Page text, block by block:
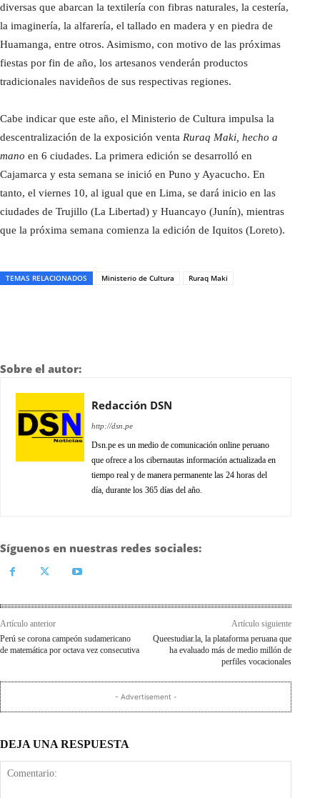
diversas que abarcan la textilería con fibras naturales, la cestería,
la imaginería, la alfarería, el tallado en madera y en piedra de
Huamanga, entre otros. Asimismo, con motivo de las próximas
fiestas por fin de año, los artesanos venderán productos
tradicionales navideños de sus respectivas regiones.
Cabe indicar que este año, el Ministerio de Cultura impulsa la
descentralización de la exposición venta Ruraq Maki, hecho a
mano en 6 ciudades. La primera edición se desarrolló en
Cajamarca y esta semana se inició en Puno y Ayacucho. En
tanto, el viernes 10, al igual que en Lima, se dará inicio en las
ciudades de Trujillo (La Libertad) y Huancayo (Junín), mientras
que la próxima semana comienza la edición de Iquitos (Loreto).
TEMAS RELACIONADOS Ministerio de Cultura Ruraq Maki
Sobre el autor:
Redacción DSN
http://dsn.pe
Dsn.pe es un medio de comunicación online peruano
que ofrece a los cibernautas información actualizada en
tiempo real y de manera permanente las 24 horas del
día, durante los 365 días del año.
Síguenos en nuestras redes sociales:
Artículo anterior
Perú se corona campeón sudamericano
de matemática por octava vez consecutiva
Artículo siguiente
Queestudiar.la, la plataforma peruana que
ha evaluado más de medio millón de
perfiles vocacionales
- Advertisement -
DEJA UNA RESPUESTA